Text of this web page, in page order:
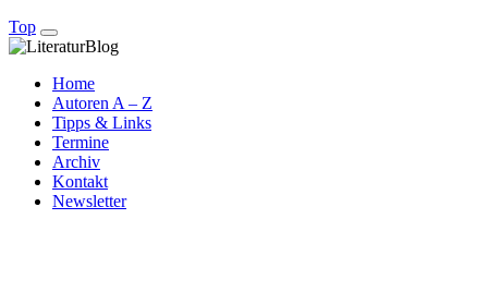
Top
Home
Autoren A – Z
Tipps & Links
Termine
Archiv
Kontakt
Newsletter